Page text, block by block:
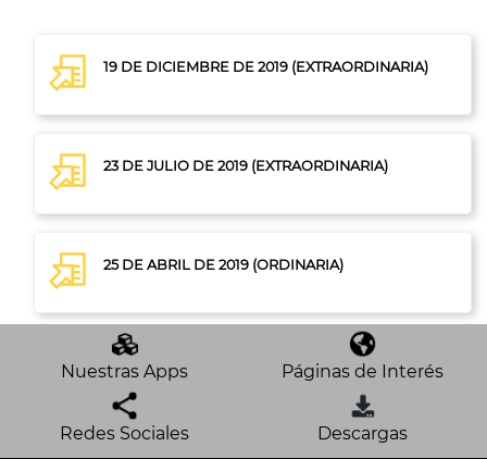
19 DE DICIEMBRE DE 2019 (EXTRAORDINARIA)
23 DE JULIO DE 2019 (EXTRAORDINARIA)
25 DE ABRIL DE 2019 (ORDINARIA)
Nuestras Apps Páginas de Interés
Redes Sociales Descargas